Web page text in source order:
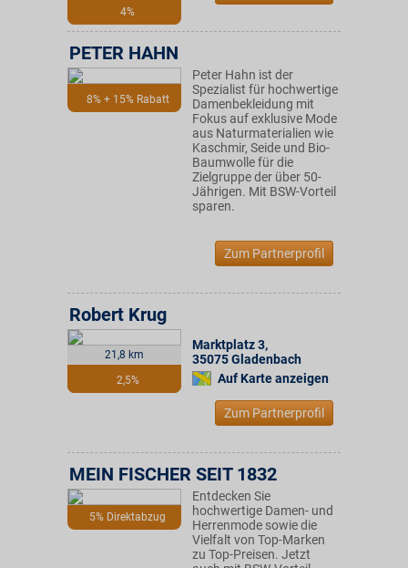
4%
8% + 15% Rabatt
PETER HAHN
Peter Hahn ist der
Spezialist für hochwertige
Damenbekleidung mit
Fokus auf exklusive Mode
aus Naturmaterialien wie
Kaschmir, Seide und Bio-
Baumwolle für die
Zielgruppe der über 50-
Jährigen. Mit BSW-Vorteil
sparen.
Zum Partnerprofil
21,8 km
2,5%
Robert Krug
Marktplatz 3,
35075Gladenbach
Auf Karte anzeigen
Zum Partnerprofil
5% Direktabzug
MEIN FISCHER SEIT 1832
Entdecken Sie
hochwertige Damen- und
Herrenmode sowie die
Vielfalt von Top-Marken
zu Top-Preisen. Jetzt